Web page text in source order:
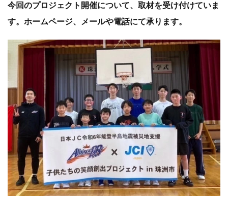
今回のプロジェクト開催について、取材を受け付けていま
す。ホームページ、メールや電話にて承ります。